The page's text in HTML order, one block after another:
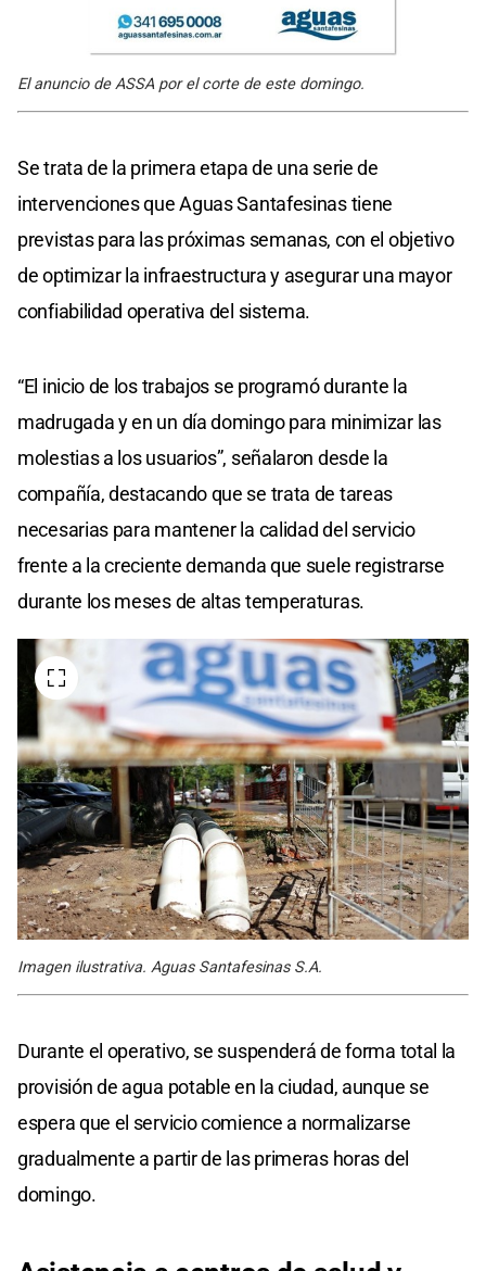
El anuncio de ASSA por el corte de este domingo.
Se trata de la primera etapa de una serie de
intervenciones que Aguas Santafesinas tiene
previstas para las próximas semanas, con el objetivo
de optimizar la infraestructura y asegurar una mayor
confiabilidad operativa del sistema.
“El inicio de los trabajos se programó durante la
madrugada y en un día domingo para minimizar las
molestias a los usuarios”, señalaron desde la
compañía, destacando que se trata de tareas
necesarias para mantener la calidad del servicio
frente a la creciente demanda que suele registrarse
durante los meses de altas temperaturas.
Imagen ilustrativa. Aguas Santafesinas S.A.
Durante el operativo, se suspenderá de forma total la
provisión de agua potable en la ciudad, aunque se
espera que el servicio comience a normalizarse
gradualmente a partir de las primeras horas del
domingo.